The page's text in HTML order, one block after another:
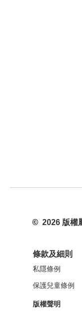
© 2026 版權
條款及細則
私隱條例
保護兒童條例
版權聲明